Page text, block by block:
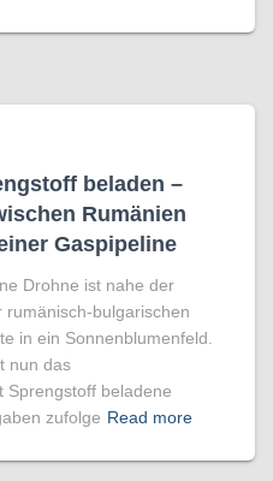
beladen –
Rumänien
Gaspipeline
Drohne ist nahe der
bulgarischen
in ein Sonnenblumenfeld.
nun das
Sprengstoff beladene
zufolge Read more